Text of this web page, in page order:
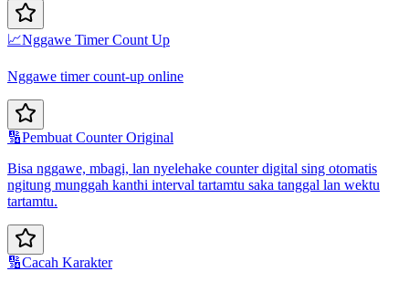
📈Nggawe Timer Count Up
Nggawe timer count-up online
🔢Pembuat Counter Original
Bisa nggawe, mbagi, lan nyelehake counter digital sing otomatis
ngitung munggah kanthi interval tartamtu saka tanggal lan wektu
tartamtu.
🔢Cacah Karakter